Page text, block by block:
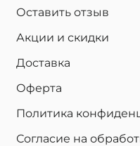
Оставить отзыв
Акции и скидки
Доставка
Оферта
Политика
Согласие на